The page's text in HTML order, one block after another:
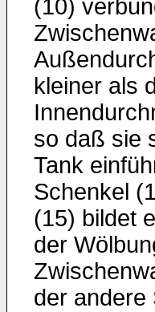
(10)
kleiner als
so daß sie
Tank
Schenkel
(15) bildet
der
der andere